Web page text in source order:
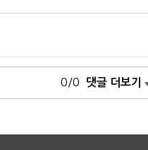
0/0 댓글 더보기